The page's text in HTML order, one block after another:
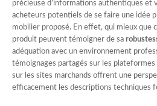
précieuse d’informations authentiques et
acheteurs potentiels de se faire une idée
mobilier proposé. En effet, qui mieux que
produit peuvent témoigner de sa
adéquation avec un environnement
témoignages partagés sur les
sur les sites marchands offrent une
efficacement les descriptions techniques